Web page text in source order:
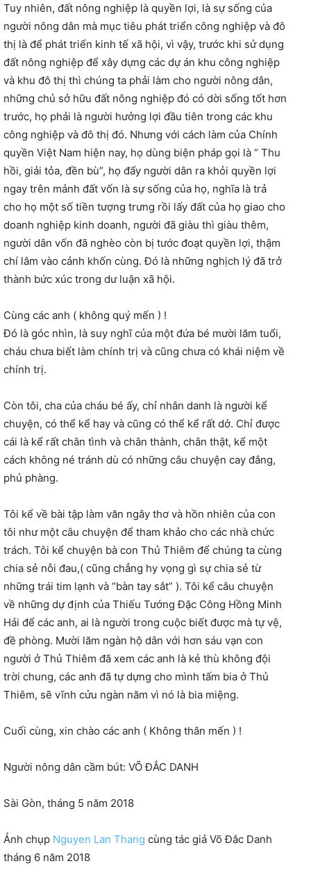
Tuy nhiên, đất nông nghiệp là quyền lợi, là sự sống của
người nông dân mà mục tiêu phát triển công nghiệp và đô
thị là để phát triển kinh tế xã hội, vì vậy, trước khi sử dụng
đất nông nghiệp để xây dựng các dự án khu công nghiệp
và khu đô thị thì chúng ta phải làm cho người nông dân,
những chủ sở hữu đất nông nghiệp đó có dời sống tốt hơn
trước, họ phải là người hưởng lợi đầu tiên trong các khu
công nghiệp và đô thị đó. Nhưng với cách làm của Chính
quyền Việt Nam hiện nay, họ dùng biện pháp gọi là “ Thu
hồi, giải tỏa, đền bù”, họ đẩy người dân ra khỏi quyền lợi
ngay trên mảnh đất vốn là sự sống của họ, nghĩa là trả
cho họ một số tiền tượng trưng rồi lấy đất của họ giao cho
doanh nghiệp kinh doanh, người đã giàu thì giàu thêm,
người dân vốn đã nghèo còn bị tước đoạt quyền lợi, thậm
chí lâm vào cảnh khốn cùng. Đó là những nghịch lý đã trở
thành bức xúc trong dư luận xã hội.
Cùng các anh ( không quý mến ) !
Đó là góc nhìn, là suy nghĩ của một đứa bé mười lăm tuổi,
cháu chưa biết làm chính trị và cũng chưa có khái niệm về
chính trị.
Còn tôi, cha của cháu bé ấy, chỉ nhân danh là người kể
chuyện, có thể kể hay và cũng có thể kể rất dở. Chỉ được
cái là kể rất chân tình và chân thành, chân thật, kể một
cách không né tránh dù có những câu chuyện cay đắng,
phủ phàng.
Tôi kể về bài tập làm văn ngây thơ và hồn nhiên của con
tôi như một câu chuyện để tham khảo cho các nhà chức
trách. Tôi kể chuyện bà con Thủ Thiêm để chúng ta cùng
chia sẻ nỗi đau,( cũng chẳng hy vọng gì sự chia sẻ từ
những trái tim lạnh và “bàn tay sắt” ). Tôi kể câu chuyện
về những dự định của Thiếu Tướng Đặc Công Hồng Minh
Hải để các anh, ai là người trong cuộc biết được mà tự vệ,
đề phòng. Mười lăm ngàn hộ dân với hơn sáu vạn con
người ở Thủ Thiêm đã xem các anh là kẻ thù không đội
trời chung, các anh đã tự dựng cho mình tấm bia ở Thủ
Thiêm, sẽ vĩnh cửu ngàn năm vì nó là bia miệng.
Cuối cùng, xin chào các anh ( Không thân mến ) !
Người nông dân cầm bút: VÕ ĐẮC DANH
Sài Gòn, tháng 5 năm 2018
Ảnh chụp Nguyen Lan Thang cùng tác giả Võ Đắc Danh
tháng 6 năm 2018